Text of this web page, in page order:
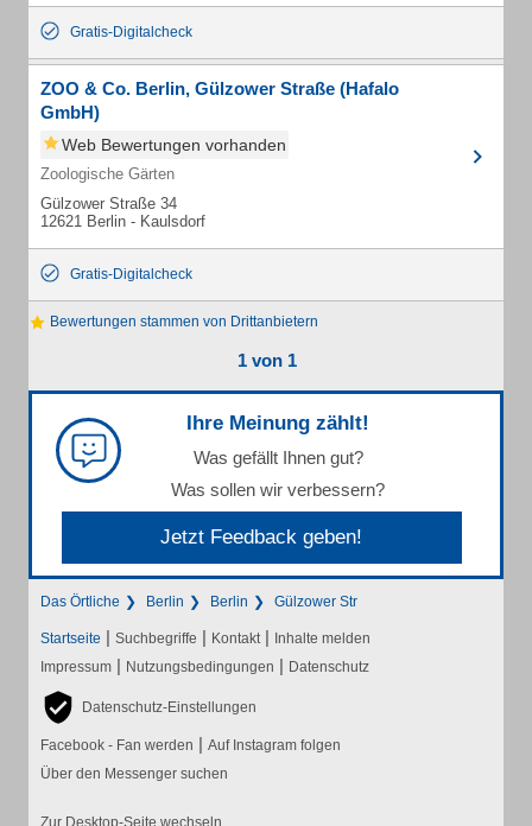
Gratis-Digitalcheck
ZOO & Co. Berlin, Gülzower Straße (Hafalo
GmbH)
Web Bewertungen vorhanden
Zoologische Gärten
Gülzower Straße 34
12621 Berlin - Kaulsdorf
Gratis-Digitalcheck
Bewertungen stammen von Drittanbietern
1 von 1
Ihre Meinung zählt!
Was gefällt Ihnen gut?
Was sollen wir verbessern?
Jetzt Feedback geben!
Das Örtliche Berlin Berlin Gülzower Str
Startseite | Suchbegriffe | Kontakt | Inhalte melden
Impressum | Nutzungsbedingungen | Datenschutz
Datenschutz-Einstellungen
Facebook - Fan werden | Auf Instagram folgen
Über den Messenger suchen